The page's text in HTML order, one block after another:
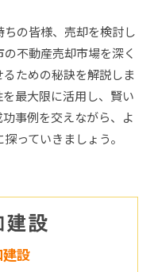
の皆様、売却を検討し
不動産売却市場を深く
ための秘訣を解説しま
最大限に活用し、賢い
事例を交えながら、よ
っていきましょう。
設